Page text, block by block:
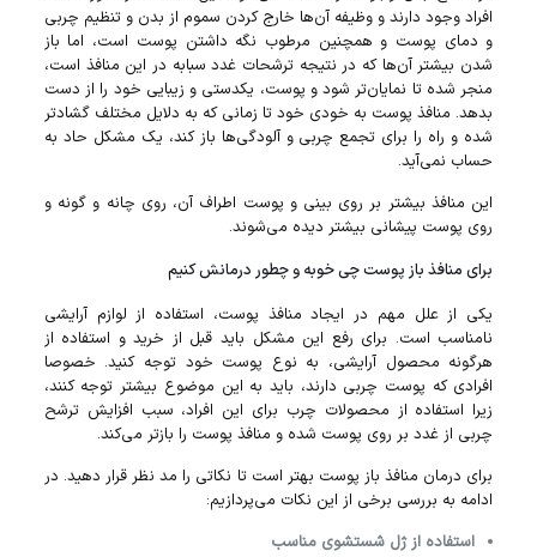
افراد وجود دارند و وظیفه آن‌ها خارج کردن سموم از بدن و تنظیم چربی
و دمای پوست و همچنین مرطوب نگه داشتن پوست است، اما باز
شدن بیشتر آن‌ها که در نتیجه ترشحات غدد سبابه در این منافذ است،
منجر شده تا نمایان‌تر شود و پوست، یکدستی و زیبایی خود را از دست
بدهد. منافذ پوست به خودی خود تا زمانی که به دلایل مختلف گشادتر
شده و راه را برای تجمع چربی و آلودگی‌ها باز کند، یک مشکل حاد به
حساب نمی‌آید.
این منافذ بیشتر بر روی بینی و پوست اطراف آن، روی چانه و گونه و
روی پوست پیشانی بیشتر دیده می‌شوند.
برای منافذ باز پوست چی خوبه و چطور درمانش کنیم
یکی از علل مهم در ایجاد منافذ پوست، استفاده از لوازم آرایشی
نامناسب است. برای رفع این مشکل باید قبل از خرید و استفاده از
هرگونه محصول آرایشی، به نوع پوست خود توجه کنید. خصوصا
افرادی که پوست چربی دارند، باید به این موضوع بیشتر توجه کنند،
زیرا استفاده از محصولات چرب برای این افراد، سبب افزایش ترشح
چربی از غدد بر روی پوست شده و منافذ پوست را بازتر می‌کند.
برای درمان منافذ باز پوست بهتر است تا نکاتی را مد نظر قرار دهید. در
ادامه به بررسی برخی از این نکات می‌پردازیم:
استفاده از ژل شستشوی مناسب